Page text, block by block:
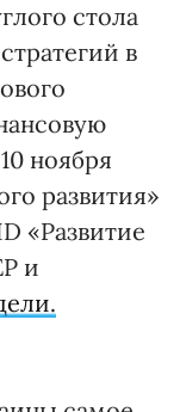
стола
в
ноября
развития»
«Развитие
и